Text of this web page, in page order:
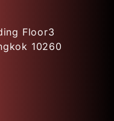
Floor3
10260